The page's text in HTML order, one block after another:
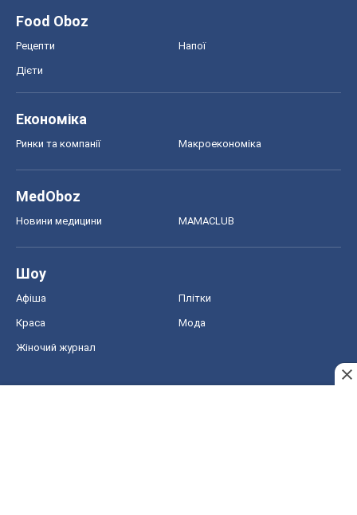
Food Oboz
Рецепти Напої
Дієти
Економіка
Ринки та компанії Макроекономіка
MedOboz
Новини медицини MAMACLUB
Шоу
Афіша Плітки
Краса Мода
Жіночий журнал